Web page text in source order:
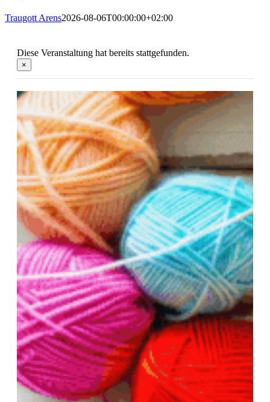
Traugott Arens2026-08-06T00:00:00+02:00
Diese Veranstaltung hat bereits stattgefunden.
×